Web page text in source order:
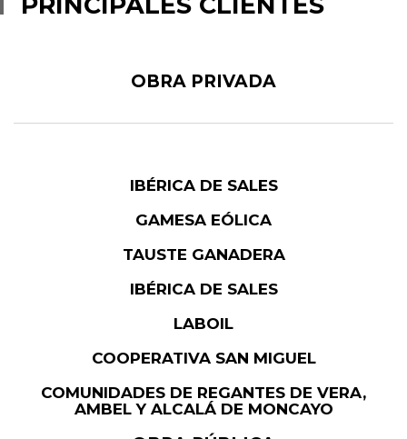
OBRA PRIVADA
IBÉRICA DE SALES
GAMESA EÓLICA
TAUSTE GANADERA
IBÉRICA DE SALES
LABOIL
COOPERATIVA SAN MIGUEL
COMUNIDADES DE REGANTES DE VERA,
AMBEL Y ALCALÁ DE MONCAYO